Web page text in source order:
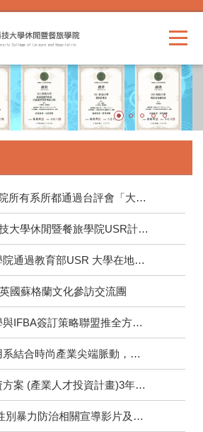
狂賀!!休餐學院所有系所都通過台評會「大專校院教學品保服務計畫」
109年大仁科技大學休閒暨餐旅學院USR計畫成果發表會
休閒暨餐旅學院通過教育部USR 大學在地實踐社會責任計畫
國蘇格蘭文化參訪交流團
大仁科技大學與IFBA簽訂策略聯盟推全方位國際化
時尚美容應用系結合時尚產業尖端脈動，舉辦「噴槍彩妝設計研習營」
產業人才投資方案 (產業人才投資計畫)3年7萬補助課程
教育部 函「性別暴力防治相關宣導影片及導讀清單」